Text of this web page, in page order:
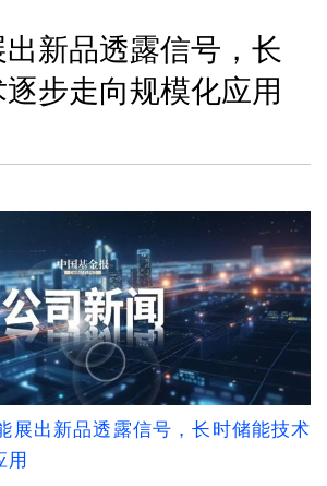
新品透露信号，长
步走向规模化应用
展出新品透露信号，长时储能技术
用